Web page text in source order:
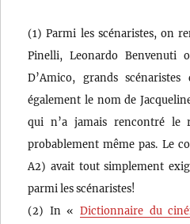
(1) Parmi les scénaristes, on
Pinelli, Leonardo Benvenuti
D’Amico, grands
également le nom de
qui n’a jamais rencontré le
probablement même pas. Le
A2) avait tout simplement
parmi les scénaristes!
(2) In «Dictionnaire du